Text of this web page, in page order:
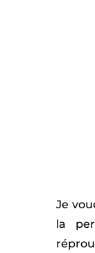
Je
la